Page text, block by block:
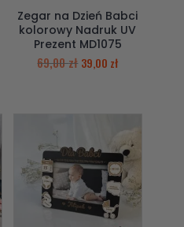
Zegar na Dzień Babci
kolorowy Nadruk UV
Prezent MD1075
69,00zł 39,00 zł